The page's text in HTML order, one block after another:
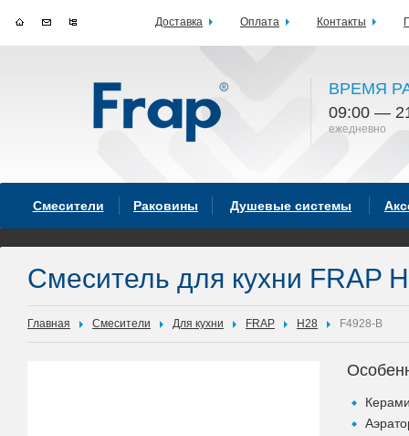
ВРЕМЯ
09:00 —
ежедневно
Смесители Раковины Душевые системы
Смеситель для кухни FRAP
Главная Смесители Для кухни FRAP H28 F4928-B
Доставка Оплата Контакты